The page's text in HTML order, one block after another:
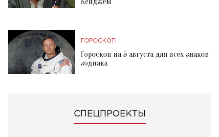
ГОРОСКОП
Гороскоп на 5 августа для всех знаков
зодиака
СПЕЦПРОЕКТЫ